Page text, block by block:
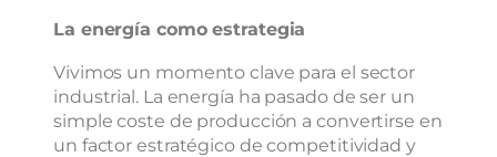
La energía como estrategia
Vivimos un momento clave para el sector
industrial. La energía ha pasado de ser un
simple coste de producción a convertirse en
un factor estratégico de competitividad y